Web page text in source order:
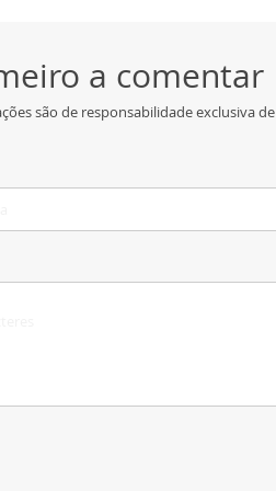
a comentar
são de responsabilidade exclusiva